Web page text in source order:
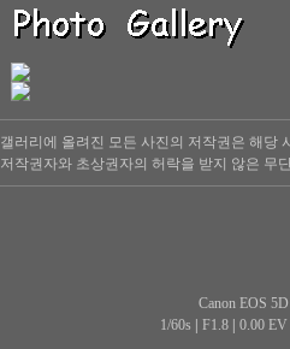
갤러리에 올려진 모든 사진의 저작권은 해당
저작권자와 초상권자의 허락을 받지 않은 무
Canon EOS 5D
1/60s
F1.8 0.00 EV